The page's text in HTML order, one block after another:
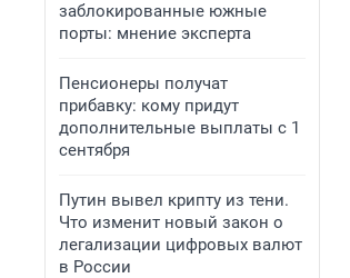
заблокированные южные
порты: мнение эксперта
Пенсионеры получат
прибавку: кому придут
дополнительные выплаты с 1
сентября
Путин вывел крипту из тени.
Что изменит новый закон о
легализации цифровых валют
в России